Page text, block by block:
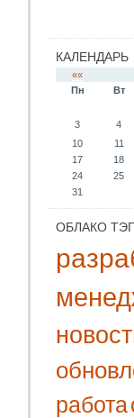
КАЛЕНДАРЬ
««
Пн
Вт
3
4
10
11
17
18
24
25
31
ОБЛАКО
работа